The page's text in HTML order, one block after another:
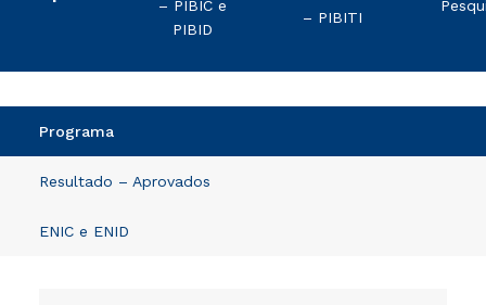
– PIBIC e
PIBID
– PIBITI
Programa
Resultado – Aprovados
ENIC e ENID